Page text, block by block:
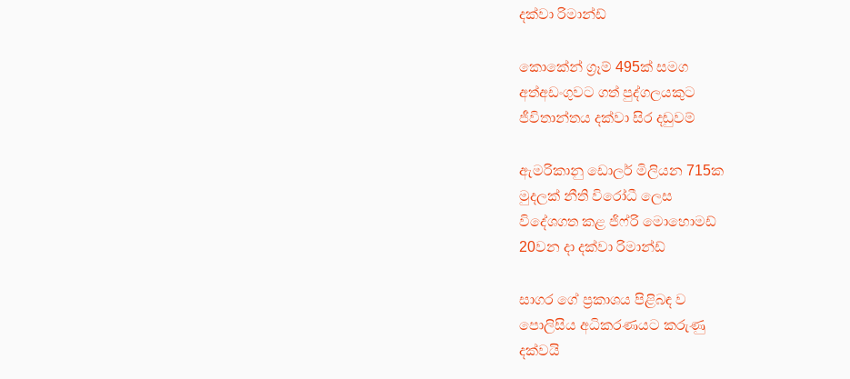
දක්වා රිමාන්ඩ්
කොකේන් ග්‍රෑම් 495ක් සමග
අත්අඩංගුවට ගත් පුද්ගලයකුට
ජීවිතාන්තය දක්වා සිර දඬුවම්
ඇමරිකානු ඩොලර් මිලියන 715ක
මුදලක් නීති විරෝධී ලෙස
විදේශගත කළ ජිෆ්රි මොහොමඩ්
20වන දා දක්වා රිමාන්ඩ්
සාගර ගේ ප්‍රකාශය පිළිබඳ ව
පොලිසිය අධිකරණයට කරුණු
දක්වයි